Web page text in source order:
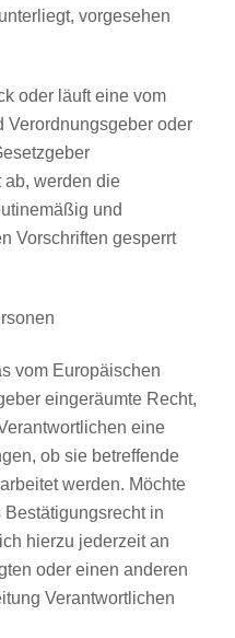
vorgesehen
oder läuft eine vom
Verordnungsgeber oder
ab, werden die
und
Vorschriften gesperrt
vom Europäischen
eingeräumte Recht,
eine
ob sie betreffende
werden. Möchte
in
hierzu jederzeit an
oder einen anderen
Verantwortlichen